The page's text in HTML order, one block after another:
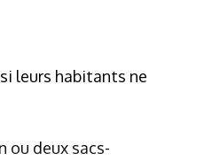
leurs habitants ne
ou deux sacs-